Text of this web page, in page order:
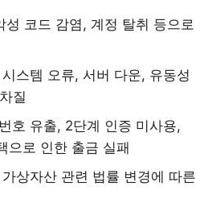
성 코드 감염, 계정 탈취 등으로
스템 오류, 서버 다운, 유동성
질
호 유출, 2단계 인증 미사용,
으로 인한 출금 실패
상자산 관련 법률 변경에 따른